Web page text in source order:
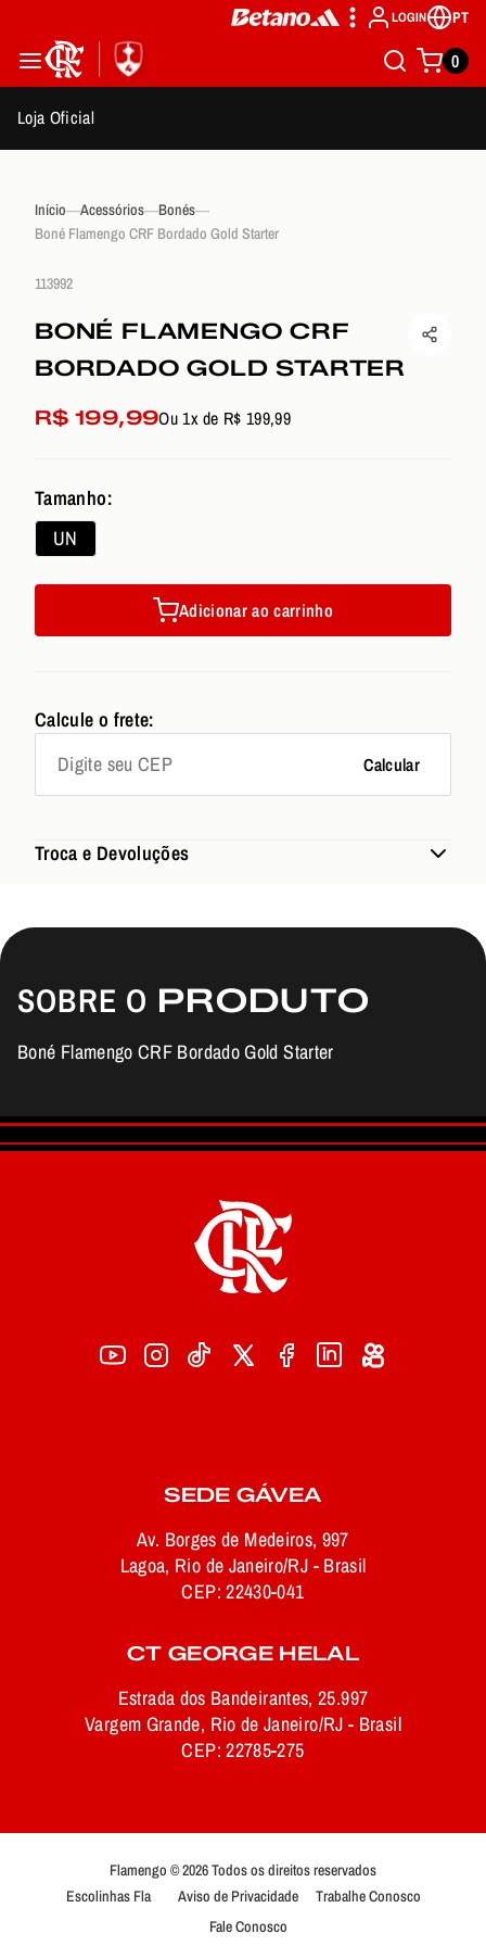
LOGIN PT
0
Loja Oficial
Início Acessórios
Bonés
Boné Flamengo CRF Bordado Gold Starter
113992
BONÉ FLAMENGO CRF
BORDADO GOLD STARTER
R$ 199,99Ou 1x de R$ 199,99
Tamanho:
UN
Adicionar ao carrinho
Calcule o frete:
Calcular
Troca e Devoluções
SOBRE O PRODUTO
Boné Flamengo CRF Bordado Gold Starter
SEDE GÁVEA
Av. Borges de Medeiros, 997
Lagoa, Rio de Janeiro/RJ - Brasil
CEP: 22430-041
CT GEORGE HELAL
Estrada dos Bandeirantes, 25.997
Vargem Grande, Rio de Janeiro/RJ - Brasil
CEP: 22785-275
Flamengo © 2026 Todos os direitos reservados
Escolinhas Fla
Aviso de Privacidade
Trabalhe Conosco
Fale Conosco